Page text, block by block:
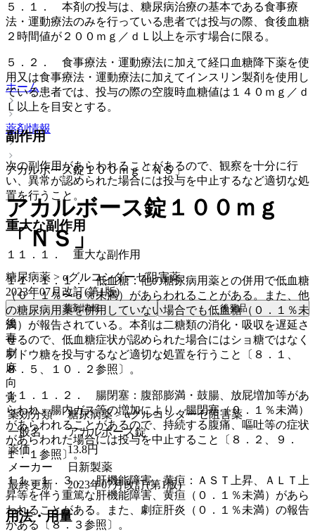
５．１． 本剤の投与は、糖尿病治療の基本である食事療
法・運動療法のみを行っている患者では投与の際、食後血糖
２時間値が２００ｍｇ／ｄＬ以上を示す場合に限る。
５．２． 食事療法・運動療法に加えて経口血糖降下薬を使
用又は食事療法・運動療法に加えてインスリン製剤を使用し
ている患者では、投与の際の空腹時血糖値は１４０ｍｇ／ｄ
Ｌ以上を目安とする。
副作用
次の副作用があらわれることがあるので、観察を十分に行
い、異常が認められた場合には投与を中止するなど適切な処
置を行うこと。
重大な副作用
１１．１． 重大な副作用
１１．１．１． 低血糖：他の糖尿病用薬との併用で低血糖
（０．１％〜５％未満）があらわれることがある。また、他
の糖尿病用薬を併用していない場合でも低血糖（０．１％未
満）が報告されている。本剤は二糖類の消化・吸収を遅延さ
せるので、低血糖症状が認められた場合にはショ糖ではなく
ブドウ糖を投与するなど適切な処置を行うこと〔８．１、
８．５、１０．２参照〕。
１１．１．２． 腸閉塞：腹部膨満・鼓腸、放屁増加等があ
らわれ、腸内ガス等の増加により、腸閉塞（０．１％未満）
があらわれることがあるので、持続する腹痛、嘔吐等の症状
があらわれた場合には投与を中止すること〔８．２、９．
１．１参照〕。
１１．１．３． 肝機能障害、黄疸：ＡＳＴ上昇、ＡＬＴ上
昇等を伴う重篤な肝機能障害、黄疸（０．１％未満）があら
われることがある。また、劇症肝炎（０．１％未満）の報告
がある〔８．３参照〕。
ホーム
薬剤情報
アカルボース錠１００ｍｇ「ＮＳ」
アカルボース錠１００ｍｇ
「ＮＳ」
糖尿病薬 > αグルコシダーゼ阻害薬
2023年07月改訂(第1版)
薬剤情報 後発品
後
毒
劇
麻
向
覚
薬効分類
糖尿病薬 > αグルコシダーゼ阻害薬
一般名
アカルボース錠
薬価
13.8円
メーカー
日新製薬
最終更新
2023年07月改訂(第1版)
用法・用量